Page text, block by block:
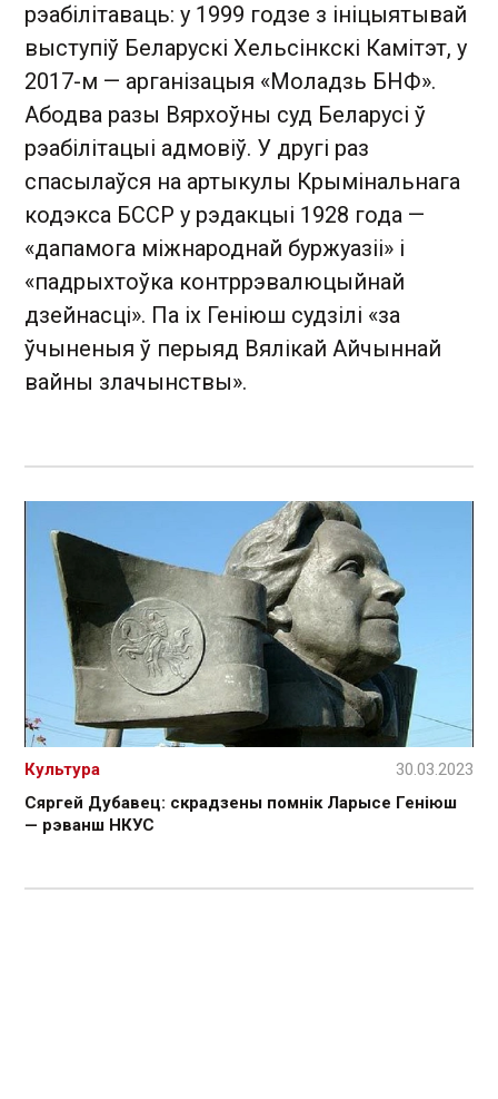
рэабілітаваць: у 1999 годзе з ініцыятывай
выступіў Беларускі Хельсінкскі Камітэт, у
2017-м — арганізацыя «Моладзь БНФ».
Абодва разы Вярхоўны суд Беларусі ў
рэабілітацыі адмовіў. У другі раз
спасылаўся на артыкулы Крымінальнага
кодэкса БССР у рэдакцыі 1928 года —
«дапамога міжнароднай буржуазіі» і
«падрыхтоўка контррэвалюцыйнай
дзейнасці». Па іх Геніюш судзілі «за
ўчыненыя ў перыяд Вялікай Айчыннай
вайны злачынствы».
Сяргей Дубавец: скрадзены помнік Ларысе Геніюш
— рэванш НКУС
Культура 30.03.2023